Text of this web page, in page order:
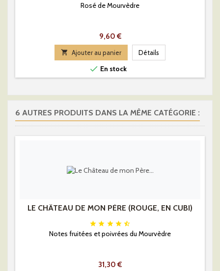
Rosé de Mourvèdre
Prix
9,60 €
 Ajouter au panier Détails
 En stock
6 AUTRES PRODUITS DANS LA MÊME CATÉGORIE :
LE CHÂTEAU DE MON PÈRE (ROUGE, EN CUBI)
    
Notes fruitées et poivrées du Mourvèdre
Prix
31,30 €